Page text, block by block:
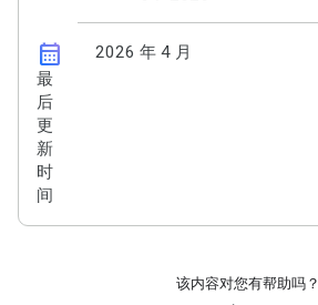
calendar_month
最
后
更
新
时
间
2026 年 4 月
该内容对您有帮助吗？